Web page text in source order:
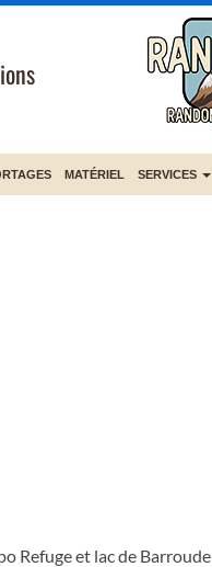
MATÉRIEL SERVICES
Refuge et lac de Barroude